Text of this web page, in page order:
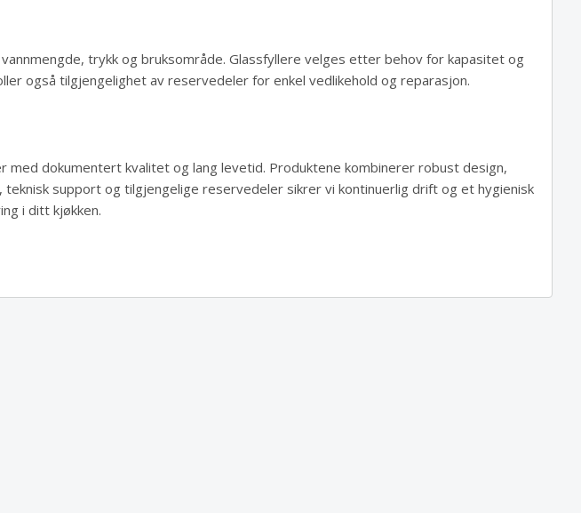
trykk og bruksområde. Glassfyllere velges etter behov for kapasitet og
også tilgjengelighet av reservedeler for enkel vedlikehold og reparasjon.
med dokumentert kvalitet og lang levetid. Produktene kombinerer robust design,
support og tilgjengelige reservedeler sikrer vi kontinuerlig drift og et hygienisk
i ditt kjøkken.